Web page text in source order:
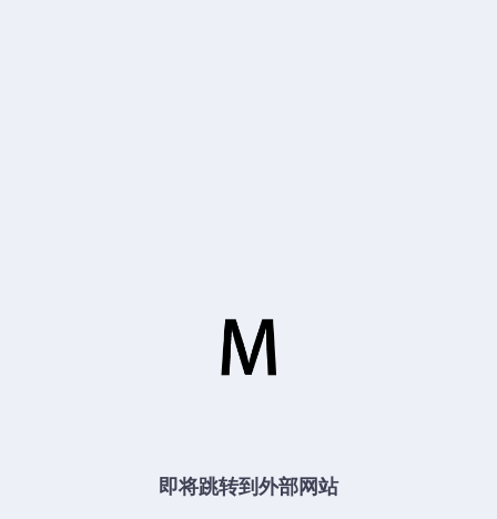
即将跳转到外部网站